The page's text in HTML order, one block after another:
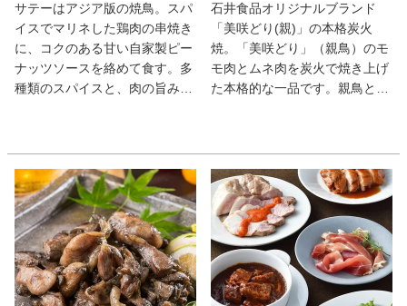
サテーはアジア版の焼鳥。スパ
イスでマリネした鶏肉の串焼き
に、コクのある甘い自家製ピー
ナッツソースを絡めて食す。多
種類のスパイスと、肉の旨みや
故郷の味をどうぞ。
石井食品オリジナルブランド
「美咲どり(親)」の本格炭火
焼。「美咲どり」（親鳥）のモ
モ肉とムネ肉を炭火で焼き上げ
た本格的な一品です。親鳥とい
鶏本来の味わいは残しつつ適度
な歯ごたえで柔らかく仕上がる
ような製法で加工しました。炭
焼きの香ばしさと塩こしょうで
美咲どりの旨味を最大限に引き
上げた絶妙の味付けです。